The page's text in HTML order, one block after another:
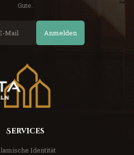
Gute.
Anmelden
Services
Identität